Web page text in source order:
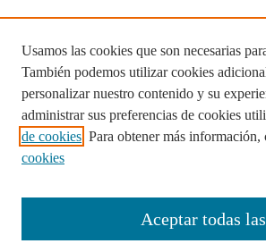
Usamos las cookies que son necesarias
También podemos utilizar cookies
personalizar nuestro contenido y su
administrar sus preferencias de cookies
de cookies . Para obtener más información,
cookies
Aceptar todas